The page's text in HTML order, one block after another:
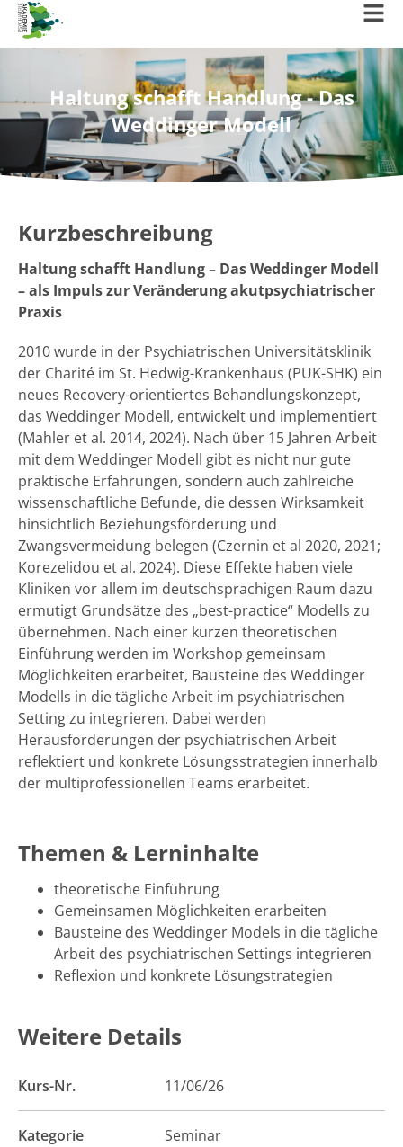
Haltung schafft Handlung - Das
Weddinger Modell
Kurzbeschreibung
Haltung schafft Handlung – Das Weddinger Modell
– als Impuls zur Veränderung akutpsychiatrischer
Praxis
2010 wurde in der Psychiatrischen Universitätsklinik
der Charité im St. Hedwig-Krankenhaus (PUK-SHK) ein
neues Recovery-orientiertes Behandlungskonzept,
das Weddinger Modell, entwickelt und implementiert
(Mahler et al. 2014, 2024). Nach über 15 Jahren Arbeit
mit dem Weddinger Modell gibt es nicht nur gute
praktische Erfahrungen, sondern auch zahlreiche
wissenschaftliche Befunde, die dessen Wirksamkeit
hinsichtlich Beziehungsförderung und
Zwangsvermeidung belegen (Czernin et al 2020, 2021;
Korezelidou et al. 2024). Diese Effekte haben viele
Kliniken vor allem im deutschsprachigen Raum dazu
ermutigt Grundsätze des „best-practice“ Modells zu
übernehmen. Nach einer kurzen theoretischen
Einführung werden im Workshop gemeinsam
Möglichkeiten erarbeitet, Bausteine des Weddinger
Modells in die tägliche Arbeit im psychiatrischen
Setting zu integrieren. Dabei werden
Herausforderungen der psychiatrischen Arbeit
reflektiert und konkrete Lösungsstrategien innerhalb
der multiprofessionellen Teams erarbeitet.
Themen & Lerninhalte
theoretische Einführung
Gemeinsamen Möglichkeiten erarbeiten
Bausteine des Weddinger Models in die tägliche
Arbeit des psychiatrischen Settings integrieren
Reflexion und konkrete Lösungstrategien
Weitere Details
Kurs-Nr. 11/06/26
Kategorie Seminar